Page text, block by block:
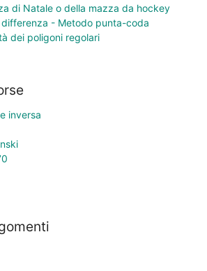
di Natale o della mazza da hockey
differenza - Metodo punta-coda
dei poligoni regolari
inversa